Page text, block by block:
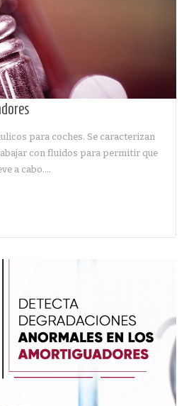
para coches. Se caracterizan
con fluidos para permitir que
a cabo.…